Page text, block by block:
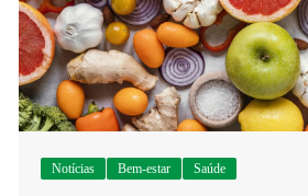
Notícias Bem-estar Saúde